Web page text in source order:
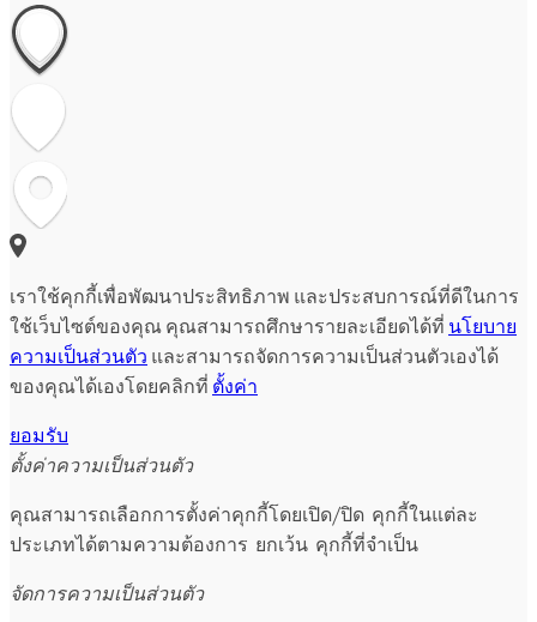
เราใช้คุกกี้เพื่อพัฒนาประสิทธิภาพ และประสบการณ์ที่ดีในการ
ใช้เว็บไซต์ของคุณ คุณสามารถศึกษารายละเอียดได้ที่ นโยบาย
ความเป็นส่วนตัว และสามารถจัดการความเป็นส่วนตัวเองได้
ของคุณได้เองโดยคลิกที่ ตั้งค่า
ยอมรับ
ตั้งค่าความเป็นส่วนตัว
คุณสามารถเลือกการตั้งค่าคุกกี้โดยเปิด/ปิด คุกกี้ในแต่ละ
ประเภทได้ตามความต้องการ ยกเว้น คุกกี้ที่จำเป็น
จัดการความเป็นส่วนตัว